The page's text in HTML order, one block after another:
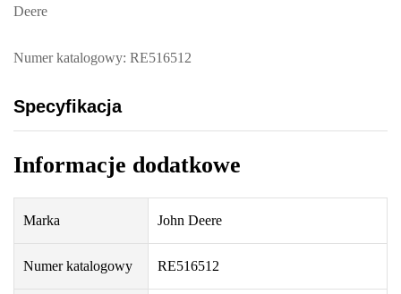
Deere
Numer katalogowy: RE516512
Specyfikacja
Informacje dodatkowe
Marka John Deere
Numer katalogowy RE516512